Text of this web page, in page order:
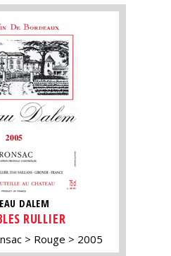
DALEM
RULLIER
Rouge 2005